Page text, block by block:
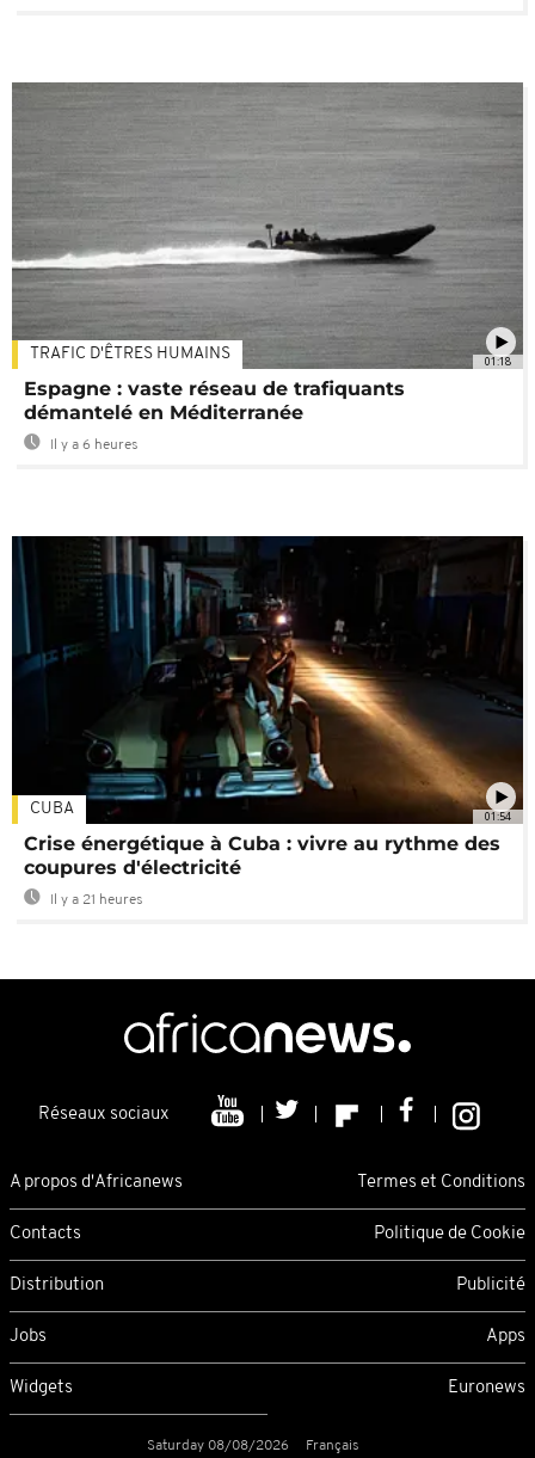
01:18
TRAFIC D'ÊTRES HUMAINS
Espagne : vaste réseau de trafiquants
démantelé en Méditerranée
Il y a 6 heures
01:54
CUBA
Crise énergétique à Cuba : vivre au rythme des
coupures d'électricité
Il y a 21 heures
Réseaux sociaux
A propos d'Africanews Termes et Conditions
Contacts Politique de Cookie
Distribution Publicité
Jobs Apps
Widgets Euronews
Saturday 08/08/2026